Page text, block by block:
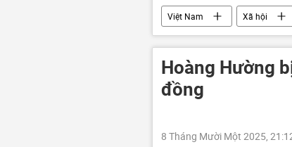
Việt Nam Xã hội
Bộ Nội vụ Việt Nam
Hoàng Hường
đồng
8 Tháng Mười Một 2025,